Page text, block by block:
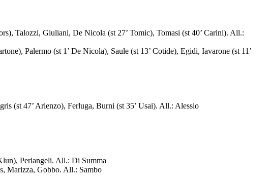
Talozzi, Giuliani, De Nicola (st 27’ Tomic), Tomasi (st 40’ Carini). All.:
Palermo (st 1’ De Nicola), Saule (st 13’ Cotide), Egidi, Iavarone (st 11’
(st 47’ Arienzo), Ferluga, Burni (st 35’ Usai). All.: Alessio
Perlangeli. All.: Di Summa
Marizza, Gobbo. All.: Sambo